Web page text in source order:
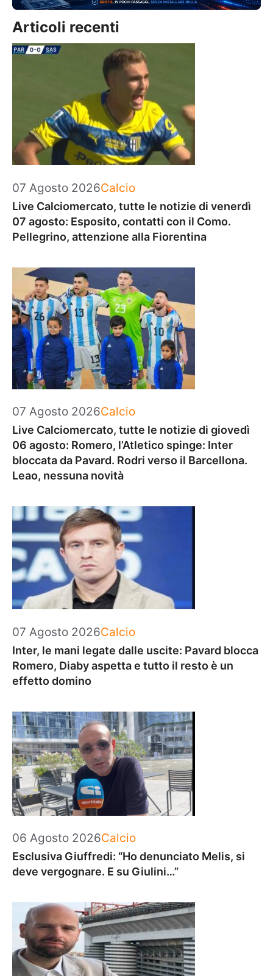
Articoli recenti
07 Agosto 2026Categorie
Calcio
Live Calciomercato, tutte le notizie di venerdì
07 agosto: Esposito, contatti con il Como.
Pellegrino, attenzione alla Fiorentina
07 Agosto 2026Categorie
Calcio
Live Calciomercato, tutte le notizie di giovedì
06 agosto: Romero, l’Atletico spinge: Inter
bloccata da Pavard. Rodri verso il Barcellona.
Leao, nessuna novità
07 Agosto 2026Categorie
Calcio
Inter, le mani legate dalle uscite: Pavard blocca
Romero, Diaby aspetta e tutto il resto è un
effetto domino
06 Agosto 2026Categorie
Calcio
Esclusiva Giuffredi: “Ho denunciato Melis, si
deve vergognare. E su Giulini…”